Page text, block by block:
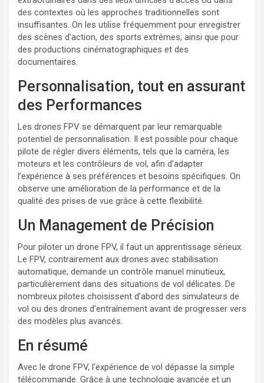
des contextes où les approches traditionnelles sont
insuffisantes. On les utilise fréquemment pour enregistrer
des scènes d’action, des sports extrêmes, ainsi que pour
des productions cinématographiques et des
documentaires.
Personnalisation, tout en assurant
des Performances
Les drones FPV se démarquent par leur remarquable
potentiel de personnalisation. Il est possible pour chaque
pilote de régler divers éléments, tels que la caméra, les
moteurs et les contrôleurs de vol, afin d’adapter
l’expérience à ses préférences et besoins spécifiques. On
observe une amélioration de la performance et de la
qualité des prises de vue grâce à cette flexibilité.
Un Management de Précision
Pour piloter un drone FPV, il faut un apprentissage sérieux.
Le FPV, contrairement aux drones avec stabilisation
automatique, demande un contrôle manuel minutieux,
particulièrement dans des situations de vol délicates. De
nombreux pilotes choisissent d’abord des simulateurs de
vol ou des drones d’entraînement avant de progresser vers
des modèles plus avancés.
En résumé
Avec le drone FPV, l’expérience de vol dépasse la simple
télécommande. Grâce à une technologie avancée et un